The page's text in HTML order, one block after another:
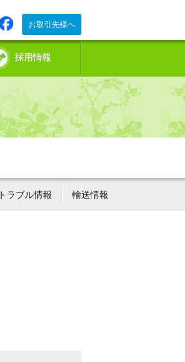
お取引先様へ
採用情報
トラブル情報 輸送情報